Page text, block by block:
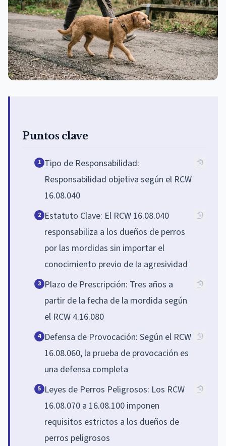
Puntos clave
1 Tipo de Responsabilidad:
Responsabilidad objetiva según el RCW
16.08.040
2 Estatuto Clave: El RCW 16.08.040
responsabiliza a los dueños de perros
por las mordidas sin importar el
conocimiento previo de la agresividad
3 Plazo de Prescripción: Tres años a
partir de la fecha de la mordida según
el RCW 4.16.080
4 Defensa de Provocación: Según el RCW
16.08.060, la prueba de provocación es
una defensa completa
5 Leyes de Perros Peligrosos: Los RCW
16.08.070 a 16.08.100 imponen
requisitos estrictos a los dueños de
perros peligrosos